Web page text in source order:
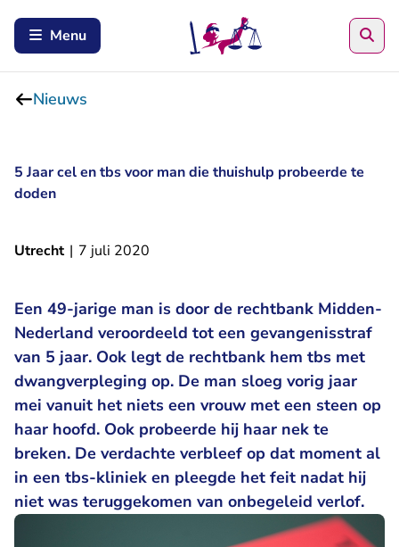
Menu
Nieuws
5 Jaar cel en tbs voor man die thuishulp probeerde te
doden
Utrecht | 7 juli 2020
Een 49-jarige man is door de rechtbank Midden-
Nederland veroordeeld tot een gevangenisstraf
van 5 jaar. Ook legt de rechtbank hem tbs met
dwangverpleging op. De man sloeg vorig jaar
mei vanuit het niets een vrouw met een steen op
haar hoofd. Ook probeerde hij haar nek te
breken. De verdachte verbleef op dat moment al
in een tbs-kliniek en pleegde het feit nadat hij
niet was teruggekomen van onbegeleid verlof.